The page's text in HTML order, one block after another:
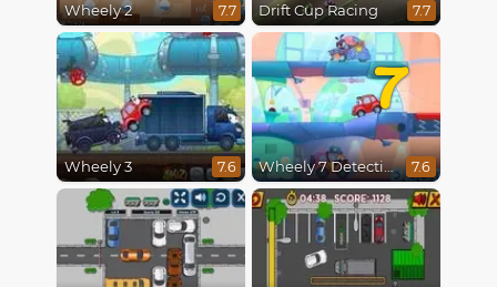
Wheely 2 7.7 Drift Cup Racing 7.7
Wheely 3 7.6
7
Wheely 7 Detective 7.6